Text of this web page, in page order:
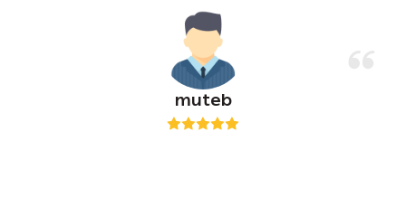
muteb